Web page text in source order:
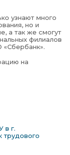
узнают много
но и
а так же смогут
филиалов
на
в г.
трудового